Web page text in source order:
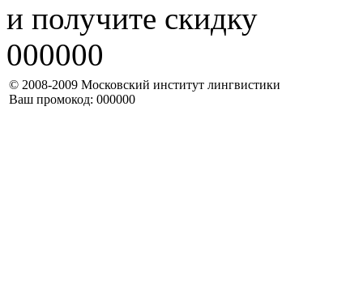
и получите скидку
000000
© 2008-2009 Московский институт лингвистики
Ваш промокод: 000000